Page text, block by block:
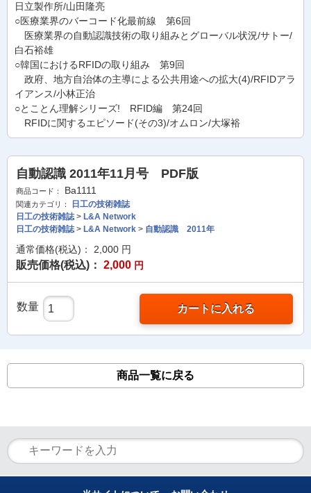
日立製作所/山田隆亮
○医療業界のバーコード化最前線 第6回
医療業界の自動認識技術の取り組みとグローバル状況/サトー/
白石裕雄
○韓国におけるRFIDの取り組み 第9回
政府、地方自治体の主導による公共用途への拡大(4)/RFIDアラ
イアンス/小林正治
○とことん理解シリーズ! RFID編 第24回
RFIDに関するエピソード(その3)/オムロン/大塚裕
自動認識 2011年11月号 PDF版
商品コード： Ba1111
関連カテゴリ：
日工の技術雑誌
日工の技術雑誌> L&A Network
日工の技術雑誌> L&A Network > 自動認識 2011年
通常価格(税込)： 2,000 円
販売価格(税込)： 2,000 円
数量 カートに入れる
商品一覧に戻る